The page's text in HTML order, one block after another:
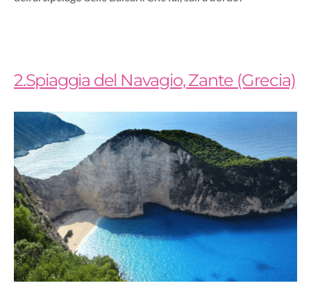
2.Spiaggia del Navagio, Zante (Grecia)